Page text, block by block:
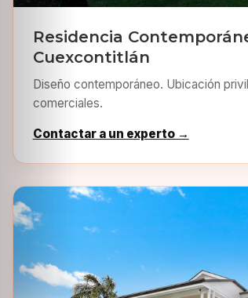
Residencia
Cuexcontitlán
Diseño contemporáneo. Ubicación
comerciales.
Contactar a un experto →